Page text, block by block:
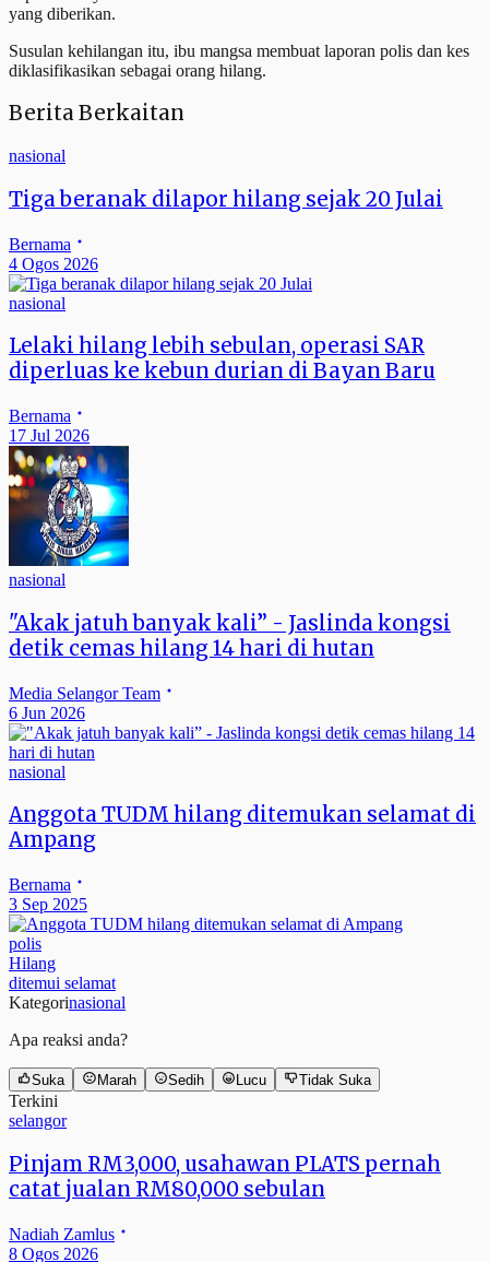
yang diberikan.
Susulan kehilangan itu, ibu mangsa membuat laporan polis dan kes
diklasifikasikan sebagai orang hilang.
Berita Berkaitan
nasional
Tiga beranak dilapor hilang sejak 20 Julai
Bernama
4 Ogos 2026
nasional
Lelaki hilang lebih sebulan, operasi SAR
diperluas ke kebun durian di Bayan Baru
Bernama
17 Jul 2026
nasional
"Akak jatuh banyak kali” - Jaslinda kongsi
detik cemas hilang 14 hari di hutan
Media Selangor Team
6 Jun 2026
nasional
Anggota TUDM hilang ditemukan selamat di
Ampang
Bernama
3 Sep 2025
polis
Hilang
ditemui selamat
Kategorinasional
Apa reaksi anda?
Suka Marah Sedih Lucu Tidak Suka
Terkini
selangor
Pinjam RM3,000, usahawan PLATS pernah
catat jualan RM80,000 sebulan
Nadiah Zamlus
8 Ogos 2026